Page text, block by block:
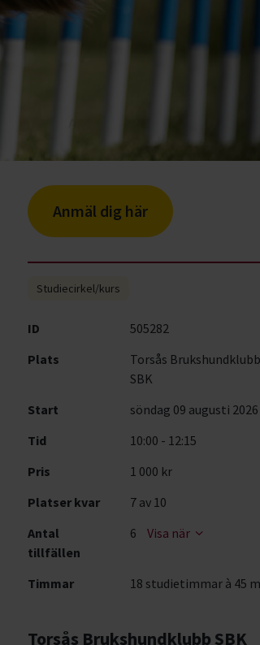
Anmäl dig här
Studiecirkel/kurs
ID
505282
Plats
Torsås Brukshundklubb
SBK
Start
söndag 09 augusti 2026
Tid
10:00 - 12:15
Pris
1 000 kr
Platser kvar
7av 10
Antal
tillfällen
6 Visa när
Timmar 18 studietimmar à 45
Torsås Brukshundklubb SBK